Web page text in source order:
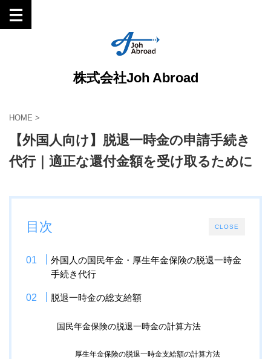
株式会社Joh Abroad
HOME >
【外国人向け】脱退一時金の申請手続き
代行｜適正な還付金額を受け取るために
CLOSE
目次
外国人の国民年金・厚生年金保険の脱退一時金
手続き代行
脱退一時金の総支給額
国民年金保険の脱退一時金の計算方法
厚生年金保険の脱退一時金支給額の計算方法